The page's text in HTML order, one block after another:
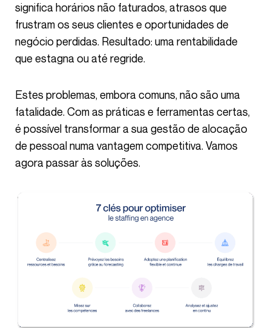
significa horários não faturados, atrasos que
frustram os seus clientes e oportunidades de
negócio perdidas. Resultado: uma rentabilidade
que estagna ou até regride.
Estes problemas, embora comuns, não são uma
fatalidade. Com as práticas e ferramentas certas,
é possível transformar a sua gestão de alocação
de pessoal numa vantagem competitiva. Vamos
agora passar às soluções.